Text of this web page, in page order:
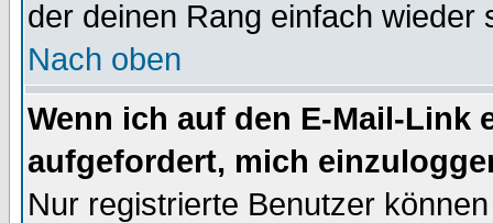
der deinen Rang einfach wieder
Nach oben
Wenn ich auf den E-Mail-Link
aufgefordert, mich
Nur registrierte Benutzer